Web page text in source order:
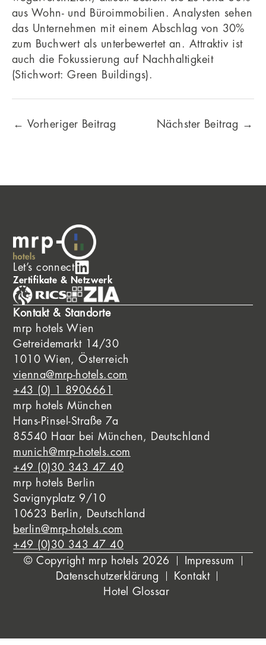
aus Wohn- und Büroimmobilien. Analysten sehen
das Unternehmen mit einem Abschlag von 30%
zum Buchwert als unterbewertet an. Attraktiv ist
auch die Fokussierung auf Nachhaltigkeit
(Stichwort: Green Buildings).
← Vorheriger Beitrag Nächster Beitrag →
Let’s connect
Zertifikate & Netzwerk
Kontakt & Standorte
mrp hotels Wien
Getreidemarkt 14/30
1010 Wien, Österreich
vienna@mrp-hotels.com
+43 (0) 1 8906661
mrp hotels München
Hans-Pinsel-Straße 7a
85540 Haar bei München, Deutschland
munich@mrp-hotels.com
+49 (0)30 343 47 40
mrp hotels Berlin
Savignyplatz 9/10
10623 Berlin, Deutschland
berlin@mrp-hotels.com
+49 (0)30 343 47 40
© Copyright mrp hotels 2026
Impressum
Datenschutzerklärung
Kontakt
Hotel Glossar